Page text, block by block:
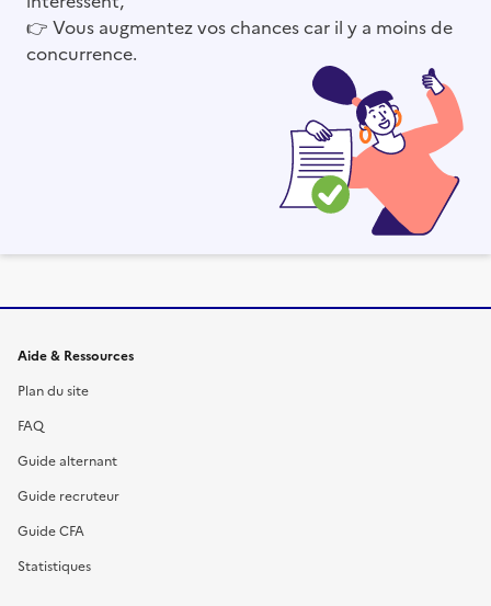
👉 Vous augmentez vos chances car il y a moins de
concurrence.
Informations et liens du site
Aide & Ressources
Plan du site
FAQ
Guide alternant
Guide recruteur
Guide CFA
Statistiques